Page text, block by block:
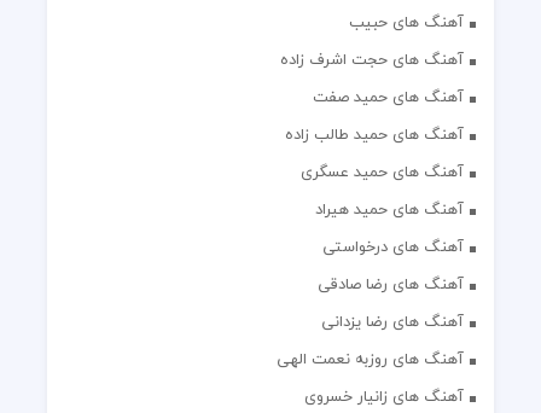
آهنگ های حبیب
آهنگ های حجت اشرف زاده
آهنگ های حمید صفت
آهنگ های حمید طالب زاده
آهنگ های حمید عسگری
آهنگ های حمید هیراد
آهنگ های درخواستی
آهنگ های رضا صادقی
آهنگ های رضا یزدانی
آهنگ های روزبه نعمت الهی
آهنگ های زانیار خسروی